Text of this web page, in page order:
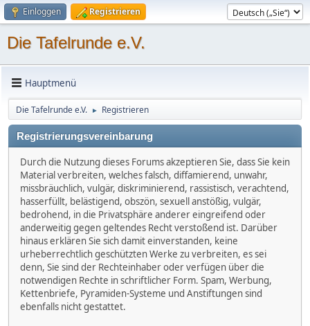
Einloggen Registrieren
Die Tafelrunde e.V.
Hauptmenü
Die Tafelrunde e.V. ► Registrieren
Registrierungsvereinbarung
Durch die Nutzung dieses Forums akzeptieren Sie, dass Sie kein
Material verbreiten, welches falsch, diffamierend, unwahr,
missbräuchlich, vulgär, diskriminierend, rassistisch, verachtend,
hasserfüllt, belästigend, obszön, sexuell anstößig, vulgär,
bedrohend, in die Privatsphäre anderer eingreifend oder
anderweitig gegen geltendes Recht verstoßend ist. Darüber
hinaus erklären Sie sich damit einverstanden, keine
urheberrechtlich geschützten Werke zu verbreiten, es sei
denn, Sie sind der Rechteinhaber oder verfügen über die
notwendigen Rechte in schriftlicher Form. Spam, Werbung,
Kettenbriefe, Pyramiden-Systeme und Anstiftungen sind
ebenfalls nicht gestattet.